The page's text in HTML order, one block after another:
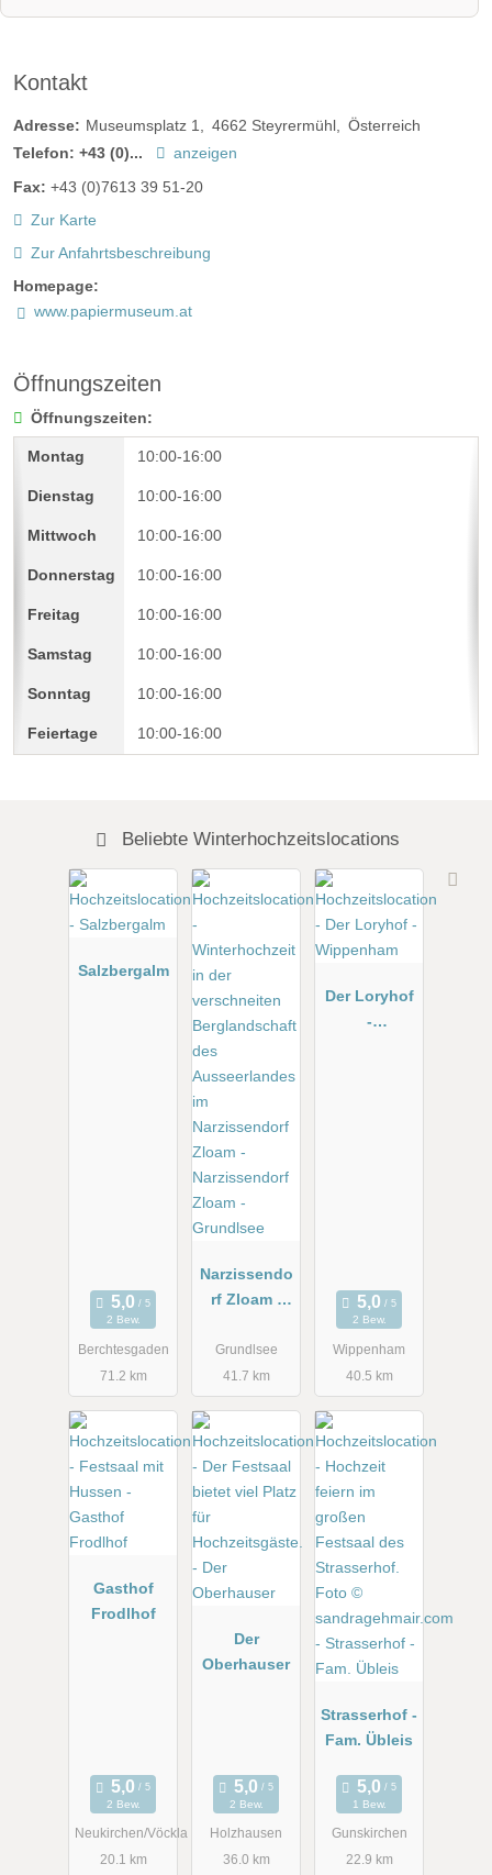
Kontakt
Adresse: Museumsplatz 1 4662 Steyrermühl
Österreich
Telefon: +43 (0)...
anzeigen
Fax: +43 (0)7613 39 51-20
Zur Karte
Zur Anfahrtsbeschreibung
Homepage:
www.papiermuseum.at
Öffnungszeiten
Öffnungszeiten:
10:00-16:00
10:00-16:00
10:00-16:00
10:00-16:00
10:00-16:00
10:00-16:00
10:00-16:00
10:00-16:00
Beliebte Winterhochzeitslocations
Salzbergalm
2 Bew.
Berchtesgaden
71.2 km
Narzissendo
rf Zloam -
Grundlsee
41.7 km
Der Loryhof
-
2 Bew.
Wippenham
40.5 km
Gasthof
Frodlhof
2 Bew.
Neukirchen/Vöckla
20.1 km
Der
Oberhauser
2 Bew.
Holzhausen
36.0 km
Strasserhof -
Fam. Übleis
1 Bew.
Gunskirchen
22.9 km